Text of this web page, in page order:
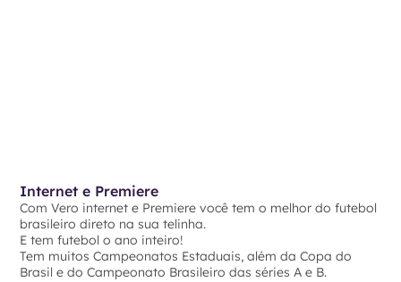
Internet e Premiere
Com Vero internet e Premiere você tem o melhor do futebol
brasileiro direto na sua telinha.
E tem futebol o ano inteiro!
Tem muitos Campeonatos Estaduais, além da Copa do
Brasil e do Campeonato Brasileiro das séries A e B.